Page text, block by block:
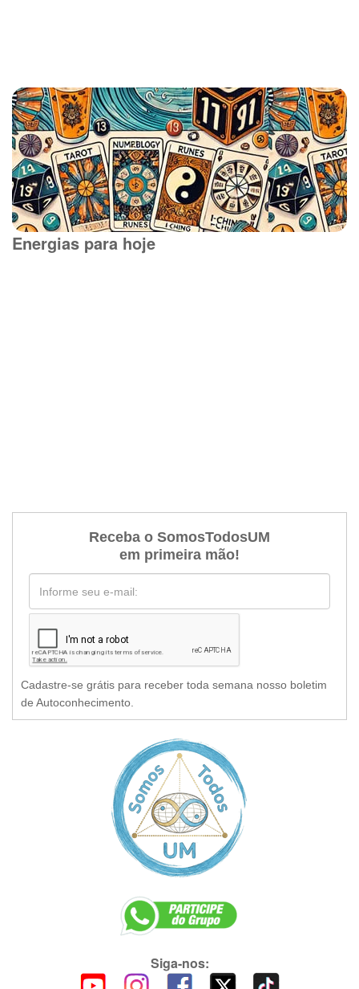
Energias para hoje
Receba o SomosTodosUM
em primeira mão!
Cadastre-se grátis para receber toda semana nosso boletim
de Autoconhecimento.
Siga-nos: